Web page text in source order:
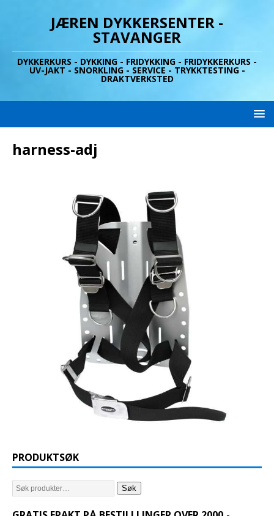
JÆREN DYKKERSENTER -
STAVANGER
DYKKERKURS - DYKKING - FRIDYKKING - FRIDYKKERKURS -
UV-JAKT - SNORKLING - SERVICE - TRYKKTESTING -
DRAKTVERKSTED
harness-adj
PRODUKTSØK
Søk